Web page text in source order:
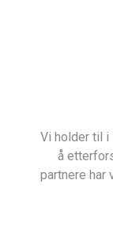
Vi holder til i
å
partnere har